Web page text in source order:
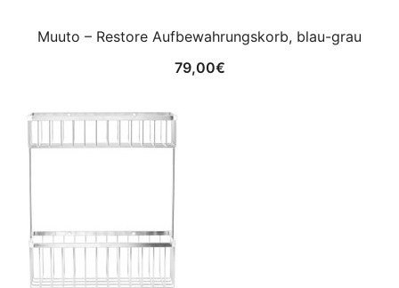
Muuto – Restore Aufbewahrungskorb, blau-grau
79,00€